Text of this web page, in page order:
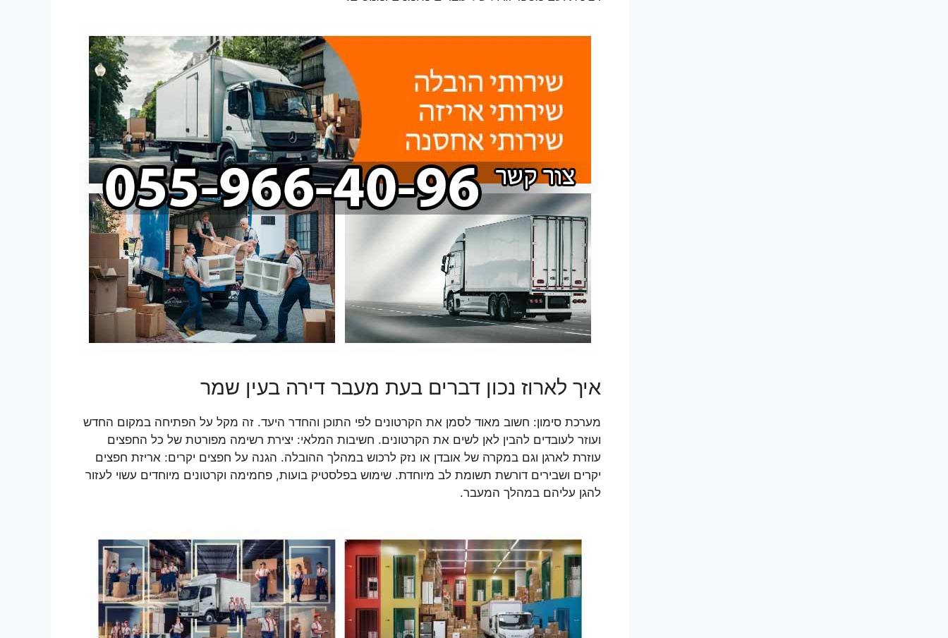
איך לארוז נכון דברים בעת מעבר דירה בעין שמר
מערכת סימון: חשוב מאוד לסמן את הקרטונים לפי התוכן והחדר היעד. זה מקל על הפתיחה במקום החדש
ועוזר לעובדים להבין לאן לשים את הקרטונים. חשיבות המלאי: יצירת רשימה מפורטת של כל החפצים
עוזרת לארגן וגם במקרה של אובדן או נזק לרכוש במהלך ההובלה. הגנה על חפצים יקרים: אריזת חפצים
יקרים ושבירים דורשת תשומת לב מיוחדת. שימוש בפלסטיק בועות, פחמימה וקרטונים מיוחדים עשוי לעזור
להגן עליהם במהלך המעבר.